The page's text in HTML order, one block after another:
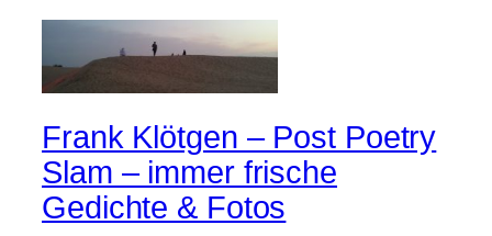
Frank Klötgen – Post Poetry
Slam – immer frische
Gedichte & Fotos